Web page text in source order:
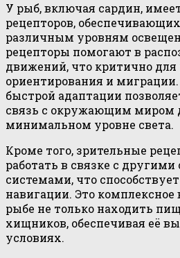
У рыб, включая сардин,
рецепторов,
различным уровням
рецепторы помогают в
движений, что критично
ориентирования и
быстрой адаптации
связь с окружающим миром
минимальном уровне света.
Кроме того, зрительные
работать в связке с
системами, что
навигации. Это комплексное
рыбе не только находить
хищников, обеспечивая её
условиях.